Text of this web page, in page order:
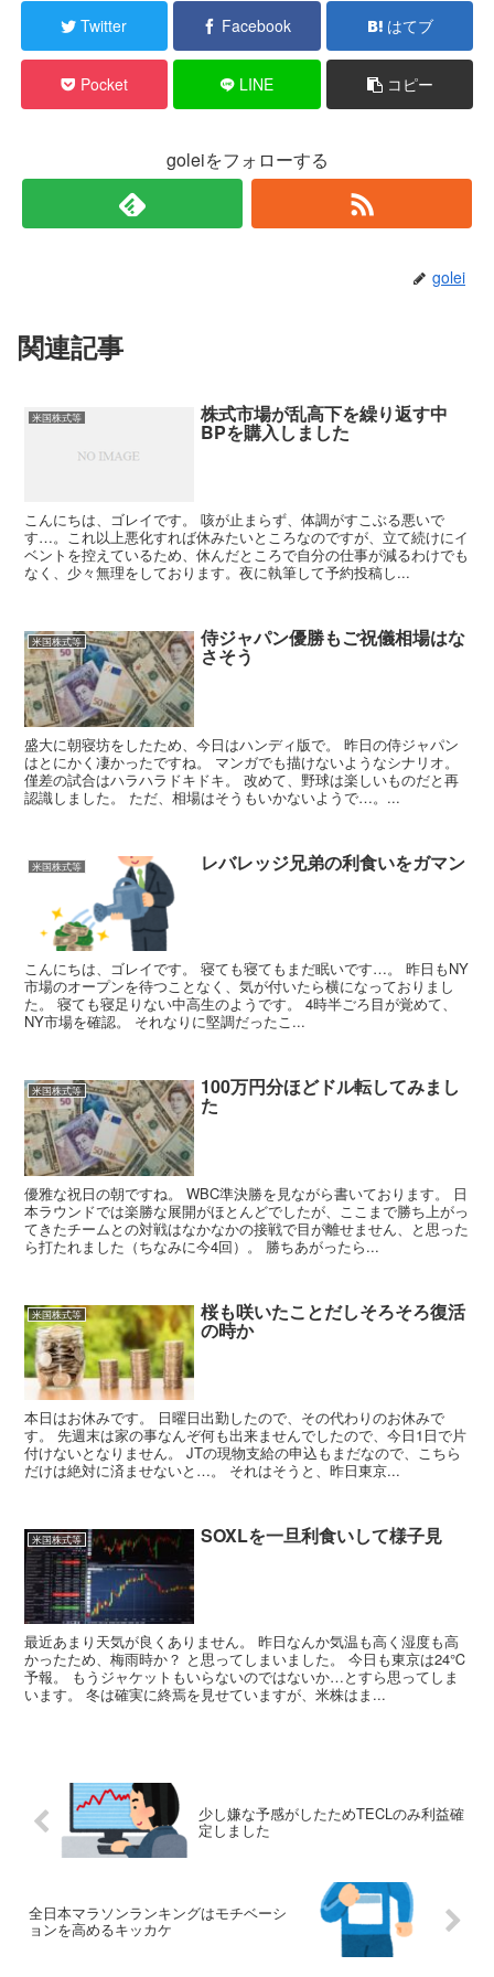
Twitter Facebook はてブ
Pocket LINE コピー
goleiをフォローする
golei
関連記事
米国株式等 株式市場が乱高下を繰り返す中
BPを購入しました
こんにちは、ゴレイです。 咳が止まらず、体調がすこぶる悪いで
す…。これ以上悪化すれば休みたいところなのですが、立て続けにイ
ベントを控えているため、休んだところで自分の仕事が減るわけでも
なく、少々無理をしております。夜に執筆して予約投稿し...
米国株式等 侍ジャパン優勝もご祝儀相場はな
さそう
盛大に朝寝坊をしたため、今日はハンディ版で。 昨日の侍ジャパン
はとにかく凄かったですね。 マンガでも描けないようなシナリオ。
僅差の試合はハラハラドキドキ。 改めて、野球は楽しいものだと再
認識しました。 ただ、相場はそうもいかないようで…。...
米国株式等 レバレッジ兄弟の利食いをガマン
こんにちは、ゴレイです。 寝ても寝てもまだ眠いです…。 昨日もNY
市場のオープンを待つことなく、気が付いたら横になっておりまし
た。 寝ても寝足りない中高生のようです。 4時半ごろ目が覚めて、
NY市場を確認。 それなりに堅調だったこ...
米国株式等 100万円分ほどドル転してみまし
た
優雅な祝日の朝ですね。 WBC準決勝を見ながら書いております。 日
本ラウンドでは楽勝な展開がほとんどでしたが、ここまで勝ち上がっ
てきたチームとの対戦はなかなかの接戦で目が離せません、と思った
ら打たれました（ちなみに今4回）。 勝ちあがったら...
米国株式等 桜も咲いたことだしそろそろ復活
の時か
本日はお休みです。 日曜日出勤したので、その代わりのお休みで
す。 先週末は家の事なんぞ何も出来ませんでしたので、今日1日で片
付けないとなりません。 JTの現物支給の申込もまだなので、こちら
だけは絶対に済ませないと…。 それはそうと、昨日東京...
米国株式等 SOXLを一旦利食いして様子見
最近あまり天気が良くありません。 昨日なんか気温も高く湿度も高
かったため、梅雨時か？ と思ってしまいました。 今日も東京は24℃
予報。 もうジャケットもいらないのではないか…とすら思ってしま
います。 冬は確実に終焉を見せていますが、米株はま...
少し嫌な予感がしたためTECLのみ利益確
定しました
全日本マラソンランキングはモチベーシ
ョンを高めるキッカケ